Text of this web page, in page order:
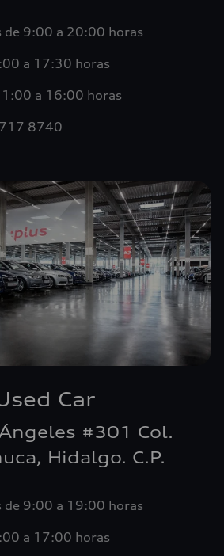
de 9:00 a 20:00 horas
a 17:30 horas
a 16:00 horas
8740
Car
#301 Col.
Hidalgo. C.P.
de 9:00 a 19:00 horas
a 17:00 horas